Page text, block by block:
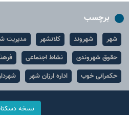
برچسب
شهر شهروند کلانشهر مدیریت
حقوق شهروندی
نشاط اجتماعی
حکمرانی خوب
اداره ارزان شهر
نسخه